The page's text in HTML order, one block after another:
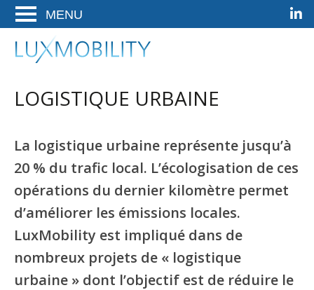
naar
hoofdnavigatie
naar
het
hoofd-
deze
naar
footer
ENTER
OM
TE
LOGISTIQUE URBAINE
La logistique urbaine représente jusqu’à
20 % du trafic local. L’écologisation de ces
opérations du dernier kilomètre permet
d’améliorer les émissions locales.
LuxMobility est impliqué dans de
nombreux projets de « logistique
urbaine » dont l’objectif est de réduire le